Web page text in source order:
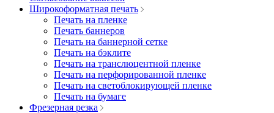
Широкоформатная печать
Печать на пленке
Печать баннеров
Печать на баннерной сетке
Печать на бэклите
Печать на транслюцентной пленке
Печать на перфорированной пленке
Печать на светоблокирующей пленке
Печать на бумаге
Фрезерная резка